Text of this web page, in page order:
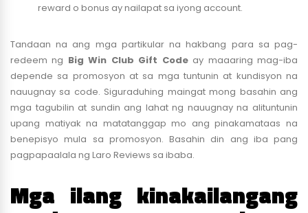
reward o bonus ay nailapat sa iyong account.
Tandaan na ang mga partikular na hakbang para sa pag-
redeem ng Big Win Club Gift Codeay maaaring mag-iba
depende sa promosyon at sa mga tuntunin at kundisyon na
nauugnay sa code. Siguraduhing maingat mong basahin ang
mga tagubilin at sundin ang lahat ng nauugnay na alituntunin
upang matiyak na matatanggap mo ang pinakamataas na
benepisyo mula sa promosyon. Basahin din ang iba pang
pagpapaalala ng Laro Reviews sa ibaba.
Mga ilang kinakailangang